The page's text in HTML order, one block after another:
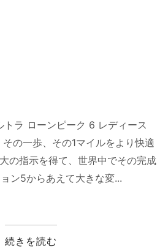
トラ ローンピーク 6 レディース
の一歩、その1マイルをより快適
の指示を得て、世界中でその完成
ン5からあえて大きな変...
続きを読む